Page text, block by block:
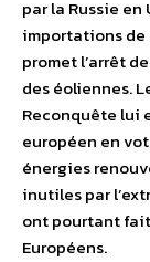
par la Russie
importations de
promet l’arrêt
des éoliennes.
Reconquête lui
européen en
énergies
inutiles par
ont pourtant fait
Européens.